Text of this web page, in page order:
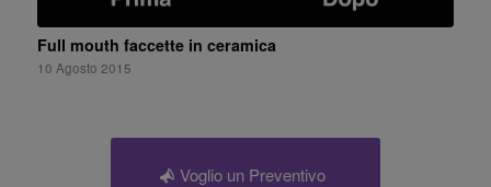
Full mouth faccette in ceramica
10 Agosto 2015
Voglio un Preventivo